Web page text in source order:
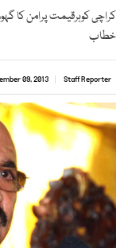
کراچی کوہرقیمت پرامن کا
خطاب
Staff Reporter
09, 2013